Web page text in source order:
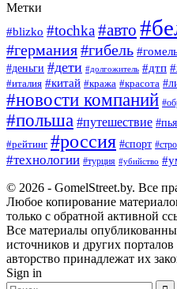
Метки
#blizko #tochka#авто
#германия#гибель
#деньги #дети #долгожитель #дтп
#италия #китай #кража #красота
#новости компаний
#польша #путешествие
#рейтинг #россия #спорт
#технологии #турция #убийство
© 2026 - GomelStreet.by. Все
Любое копирование
только с обратной активной
Все материалы
источников и других порталов
авторство принадлежат их
Sign in